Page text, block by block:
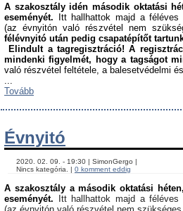
A szakosztály idén második oktatási
eseményét. Itt hallhattok majd a féléves
(az évnyitón való részvétel nem
félévnyitó után pedig csapatépítőt
Elindult a tagregisztráció! A
mindenki figyelmét, hogy a tagságot
való részvétel feltétele, a balesetvédelmi
Tovább
Évnyitó
    Nincs kategória. |
0 komment eddig
A szakosztály a második oktatási
eseményét. Itt hallhattok majd a féléves
(az évnyitón való részvétel nem